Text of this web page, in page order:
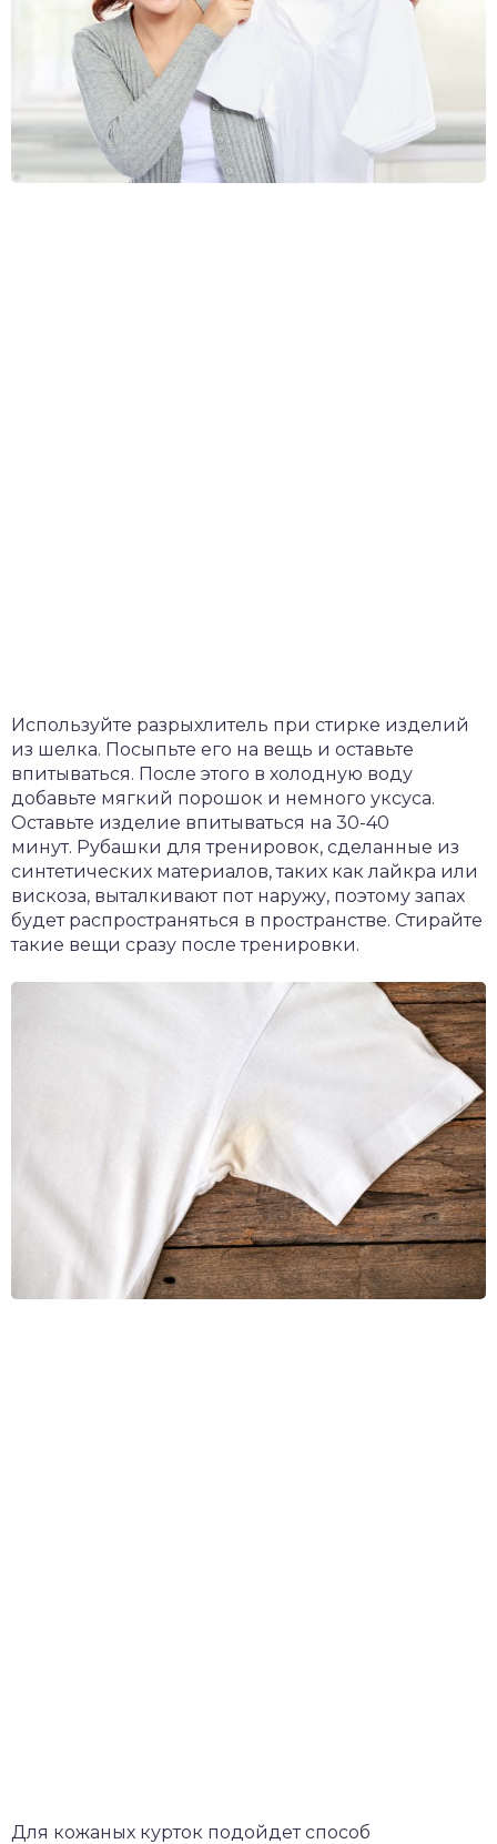
Используйте разрыхлитель при стирке изделий
из шелка. Посыпьте его на вещь и оставьте
впитываться. После этого в холодную воду
добавьте мягкий порошок и немного уксуса.
Оставьте изделие впитываться на 30-40
минут. Рубашки для тренировок, сделанные из
синтетических материалов, таких как лайкра или
вискоза, выталкивают пот наружу, поэтому запах
будет распространяться в пространстве. Стирайте
такие вещи сразу после тренировки.
Для кожаных курток подойдет способ